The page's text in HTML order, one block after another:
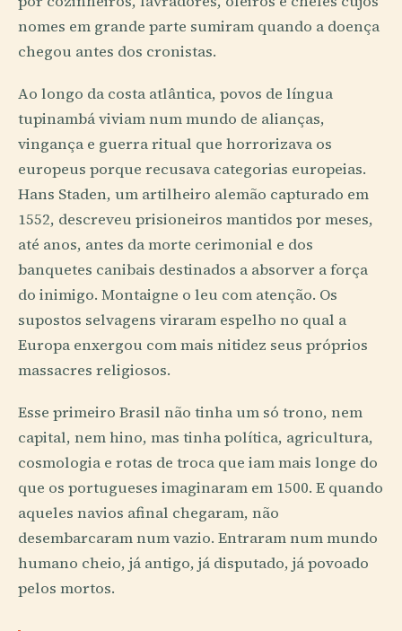
nomes em grande parte sumiram quando a doença
chegou antes dos cronistas.
Ao longo da costa atlântica, povos de língua
tupinambá viviam num mundo de alianças,
vingança e guerra ritual que horrorizava os
europeus porque recusava categorias europeias.
Hans Staden, um artilheiro alemão capturado em
1552, descreveu prisioneiros mantidos por meses,
até anos, antes da morte cerimonial e dos
banquetes canibais destinados a absorver a força
do inimigo. Montaigne o leu com atenção. Os
supostos selvagens viraram espelho no qual a
Europa enxergou com mais nitidez seus próprios
massacres religiosos.
Esse primeiro Brasil não tinha um só trono, nem
capital, nem hino, mas tinha política, agricultura,
cosmologia e rotas de troca que iam mais longe do
que os portugueses imaginaram em 1500. E quando
aqueles navios afinal chegaram, não
desembarcaram num vazio. Entraram num mundo
humano cheio, já antigo, já disputado, já povoado
pelos mortos.